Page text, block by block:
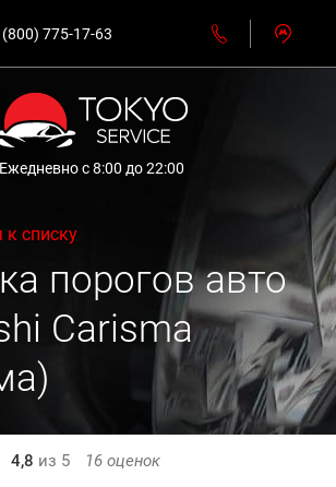
(800) 775-17-63
Ежедневно с 8:00 до 22:00
к списку
порогов авто
Carisma
4,8 из 5 16 оценок